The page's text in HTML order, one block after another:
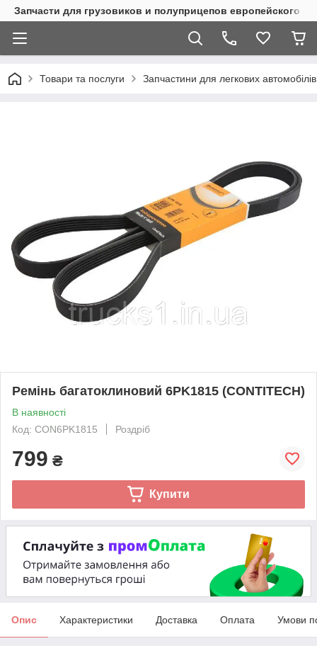
Запчасти для грузовиков и полуприцепов европейского
Товари та послуги Запчастини для легкових автомобілів
Ремінь багатоклиновий 6PK1815 (CONTITECH)
В наявності
Код: CON6PK1815
Роздріб
799 ₴
Купити
Опис Характеристики Доставка Оплата Умови